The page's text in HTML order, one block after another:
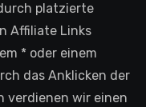
platzierte
Affiliate Links
* oder einem
das Anklicken der
verdienen wir einen